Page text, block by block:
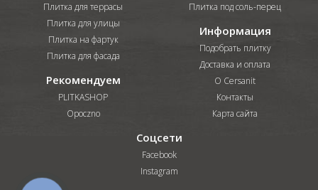
Плитка для террасы
Плитка для улицы
Плитка на фартук
Плитка для фасада
Плитка под соль-перец
Информация
Подобрать плитку
Доставка и оплата
О Cersanit
Контакты
Карта сайта
Рекомендуем
PLITKASHOP
Opoczno
Соцсети
Facebook
Instagram